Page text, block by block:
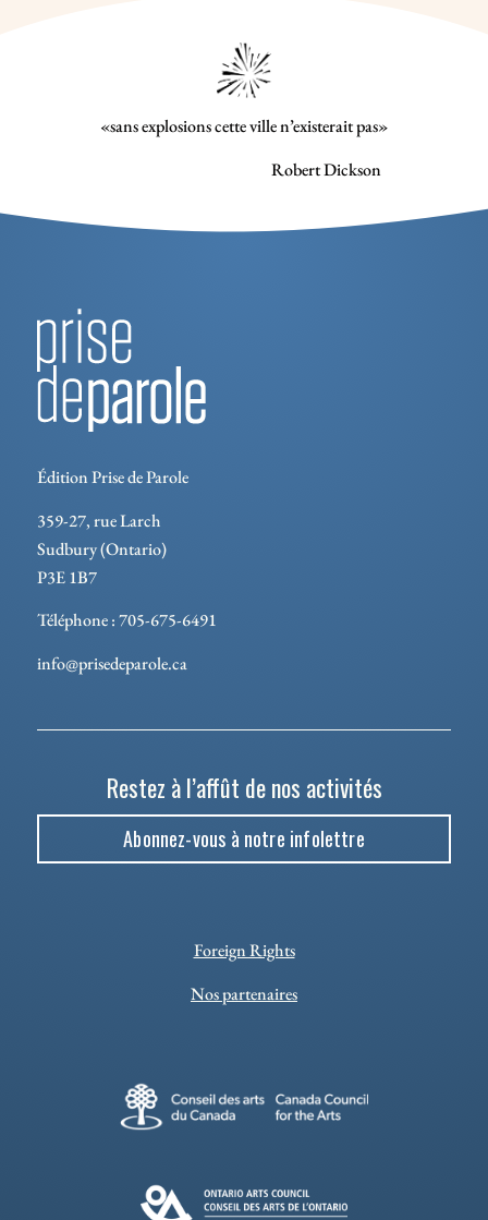
«sans explosions cette ville n’existerait pas»
Robert Dickson
Édition Prise de Parole
359-27, rue Larch
Sudbury (Ontario)
P3E 1B7
Téléphone : 705-675-6491
info@prisedeparole.ca
Restez à l’affût de nos activités
Abonnez-vous à notre infolettre
Foreign Rights
Nos partenaires